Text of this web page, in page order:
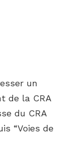
un
de la CRA
du CRA
“Voies de